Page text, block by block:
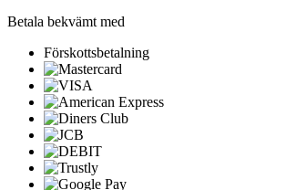
Betala bekvämt med
Förskottsbetalning